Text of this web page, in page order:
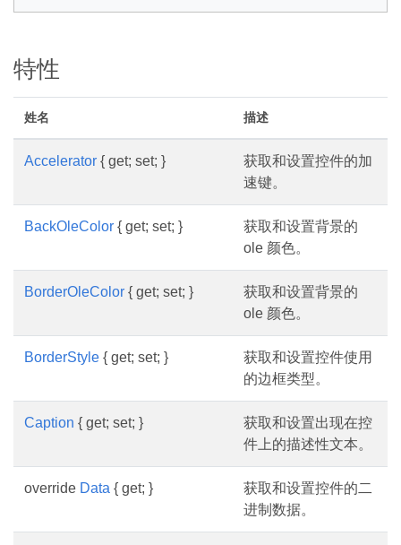
特性
姓名 描述
Accelerator { get; set; }
获取和设置控件的加
速键。
BackOleColor { get; set; }
获取和设置背景的
ole 颜色。
BorderOleColor { get; set; }
获取和设置背景的
ole 颜色。
BorderStyle { get; set; }
获取和设置控件使用
的边框类型。
Caption { get; set; }
获取和设置出现在控
件上的描述性文本。
override Data { get; }
获取和设置控件的二
进制数据。